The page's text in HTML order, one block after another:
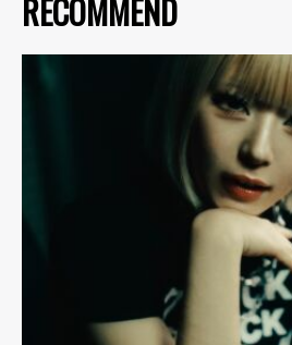
RECOMMEND